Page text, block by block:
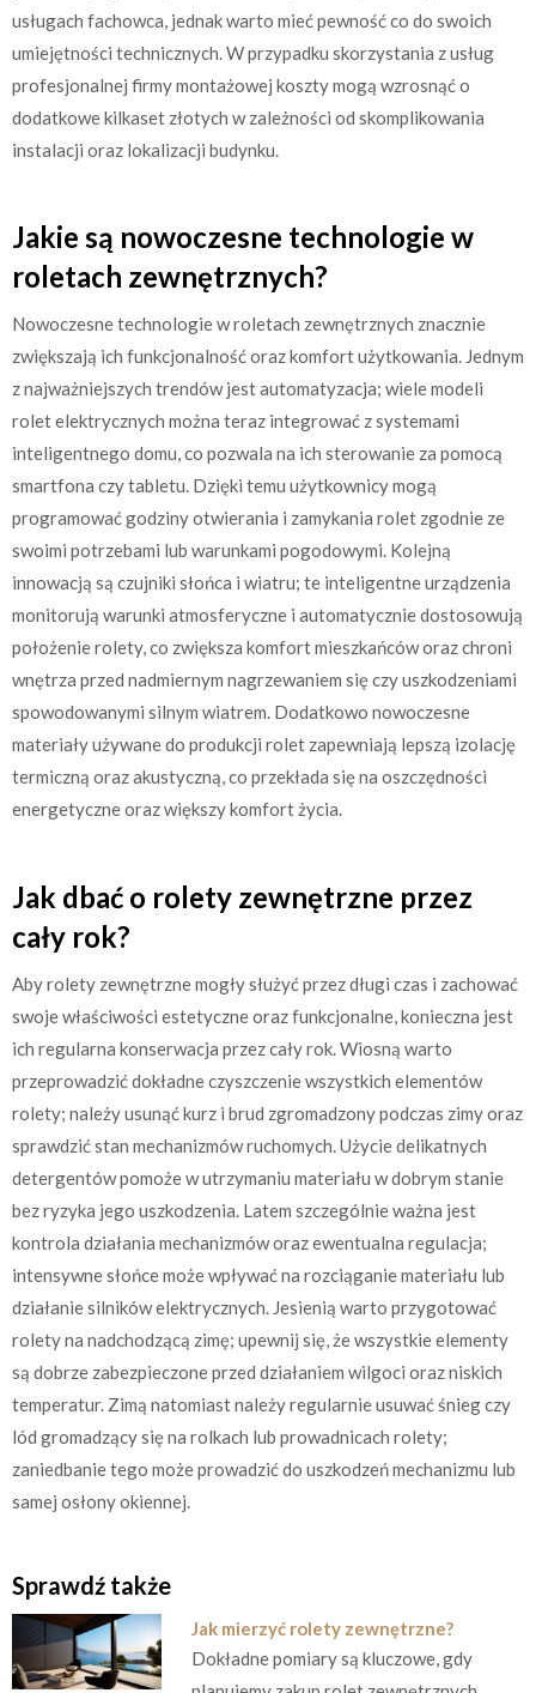
usługach fachowca, jednak warto mieć pewność co do swoich
umiejętności technicznych. W przypadku skorzystania z usług
profesjonalnej firmy montażowej koszty mogą wzrosnąć o
dodatkowe kilkaset złotych w zależności od skomplikowania
instalacji oraz lokalizacji budynku.
Jakie są nowoczesne technologie w
roletach zewnętrznych?
Nowoczesne technologie w roletach zewnętrznych znacznie
zwiększają ich funkcjonalność oraz komfort użytkowania. Jednym
z najważniejszych trendów jest automatyzacja; wiele modeli
rolet elektrycznych można teraz integrować z systemami
inteligentnego domu, co pozwala na ich sterowanie za pomocą
smartfona czy tabletu. Dzięki temu użytkownicy mogą
programować godziny otwierania i zamykania rolet zgodnie ze
swoimi potrzebami lub warunkami pogodowymi. Kolejną
innowacją są czujniki słońca i wiatru; te inteligentne urządzenia
monitorują warunki atmosferyczne i automatycznie dostosowują
położenie rolety, co zwiększa komfort mieszkańców oraz chroni
wnętrza przed nadmiernym nagrzewaniem się czy uszkodzeniami
spowodowanymi silnym wiatrem. Dodatkowo nowoczesne
materiały używane do produkcji rolet zapewniają lepszą izolację
termiczną oraz akustyczną, co przekłada się na oszczędności
energetyczne oraz większy komfort życia.
Jak dbać o rolety zewnętrzne przez
cały rok?
Aby rolety zewnętrzne mogły służyć przez długi czas i zachować
swoje właściwości estetyczne oraz funkcjonalne, konieczna jest
ich regularna konserwacja przez cały rok. Wiosną warto
przeprowadzić dokładne czyszczenie wszystkich elementów
rolety; należy usunąć kurz i brud zgromadzony podczas zimy oraz
sprawdzić stan mechanizmów ruchomych. Użycie delikatnych
detergentów pomoże w utrzymaniu materiału w dobrym stanie
bez ryzyka jego uszkodzenia. Latem szczególnie ważna jest
kontrola działania mechanizmów oraz ewentualna regulacja;
intensywne słońce może wpływać na rozciąganie materiału lub
działanie silników elektrycznych. Jesienią warto przygotować
rolety na nadchodzącą zimę; upewnij się, że wszystkie elementy
są dobrze zabezpieczone przed działaniem wilgoci oraz niskich
temperatur. Zimą natomiast należy regularnie usuwać śnieg czy
lód gromadzący się na rolkach lub prowadnicach rolety;
zaniedbanie tego może prowadzić do uszkodzeń mechanizmu lub
samej osłony okiennej.
Sprawdź także
Jak mierzyć rolety zewnętrzne?
Dokładne pomiary są kluczowe, gdy